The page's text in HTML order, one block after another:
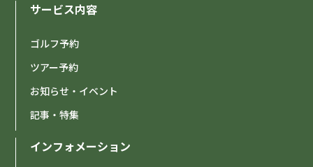
サービス内容
ゴルフ予約
ツアー予約
お知らせ・イベント
記事・特集
インフォメーション